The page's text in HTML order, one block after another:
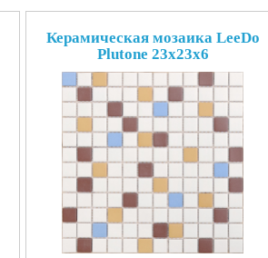
Керамическая мозаика LeeDo
Plutone 23x23x6